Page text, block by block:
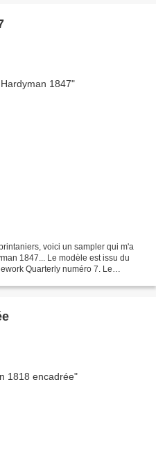
voici un sampler qui m'a
1847... Le modèle est issu du
Quarterly numéro 7. Le